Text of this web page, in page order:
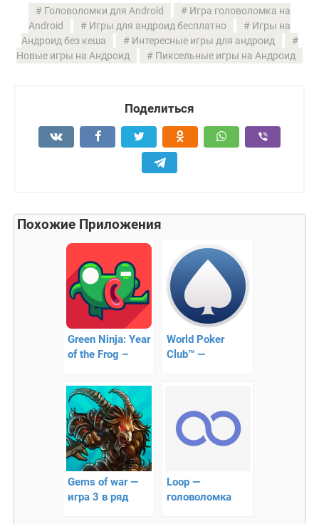
Головоломки для Android
Игра головоломка на
Android
Игры для андроид бесплатно
Игры на
Андроид без кеша
Интересные игры для андроид
Новые игры на Андроид
Пиксельные игры на Андроид
Поделиться
Похожие Приложения
Green Ninja: Year
of the Frog –
будни лягушки
World Poker
Club™ —
Gems of war —
игра 3 в ряд
Loop —
головоломка